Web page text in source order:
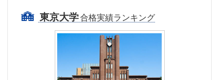
東京大学合格実績ランキング